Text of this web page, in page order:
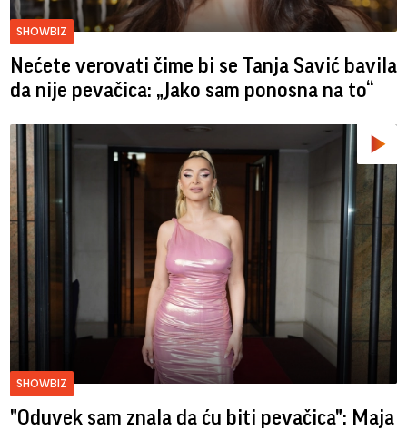
SHOWBIZ
Nećete verovati čime bi se Tanja Savić bavila
da nije pevačica: „Jako sam ponosna na to“
SHOWBIZ
"Oduvek sam znala da ću biti pevačica": Maja